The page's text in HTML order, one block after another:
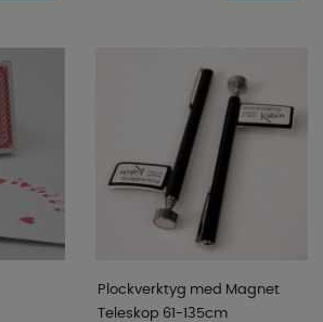
Plockverktyg med Magnet
Teleskop 61-135cm